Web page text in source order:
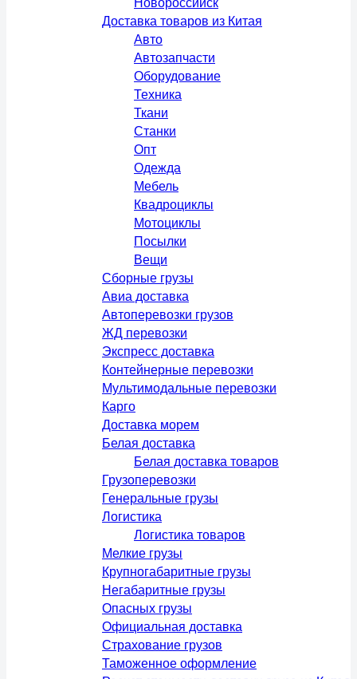
Доставка товаров из Китая
Авто
Автозапчасти
Оборудование
Техника
Ткани
Станки
Опт
Одежда
Мебель
Квадроциклы
Мотоциклы
Посылки
Вещи
Сборные грузы
Авиа доставка
Автоперевозки грузов
ЖД перевозки
Экспресс доставка
Контейнерные перевозки
Мультимодальные перевозки
Карго
Доставка морем
Белая доставка
Белая доставка товаров
Грузоперевозки
Генеральные грузы
Логистика
Логистика товаров
Мелкие грузы
Крупногабаритные грузы
Негабаритные грузы
Опасных грузы
Официальная доставка
Страхование грузов
Таможенное оформление